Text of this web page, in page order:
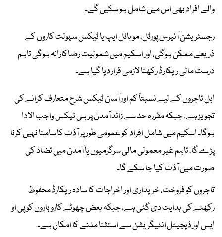
والے افراد بھی اس میں شامل ہو سکیں گے۔
رجسٹریشن آئیرس پورٹل، موبائل ایپ یا ٹیکس سہولت کاروں کے
ذریعے ممکن ہوگی، اور اسکیم میں شمولیت رضاکارانہ ہوگی تاہم
درست مالی ریکارڈ رکھنا لازمی قرار دیا گیا ہے۔
اہل تاجروں کے لیے نسبتاً کم اور آسان ٹیکس شرح متعارف کرانے کی
تجویز ہے، جبکہ مقررہ حد سے زائد آمدن پر ہی ٹیکس واجب الادا
ہوگا۔ اسکیم میں شامل افراد کو عمومی طور پر آڈٹ کا سامنا نہیں کرنا
پڑے گا، تاہم غیر معمولی مالی سرگرمیوں یا آمدن میں تضاد کی
صورت میں آڈٹ کیا جا سکے گا۔
تاجروں کو فروخت، خریداری اور اخراجات کا سادہ ریکارڈ محفوظ
رکھنے کی ہدایت دی گئی ہے، جبکہ بعض چھوٹے کاروباروں کو پی او
ایس اور ڈیجیٹل انٹیگریشن سے استثنا ملنے کا امکان ہے۔